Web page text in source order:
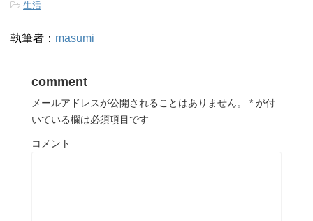
-生活
執筆者： masumi
comment
メールアドレスが公開されることはありません。 * が付
いている欄は必須項目です
コメント